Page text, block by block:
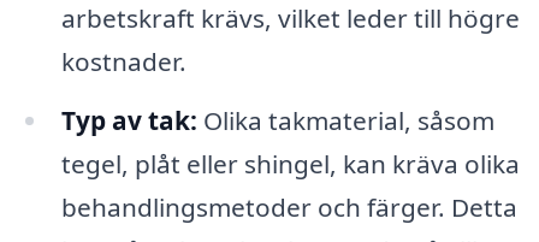
arbetskraft krävs, vilket leder till högre
kostnader.
Typ av tak: Olika takmaterial, såsom
tegel, plåt eller shingel, kan kräva olika
behandlingsmetoder och färger. Detta